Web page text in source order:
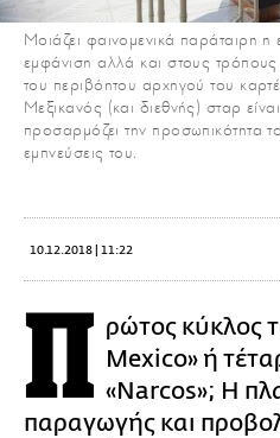
Μοιάζει φαινομενικά παράταιρη η
εμφάνιση αλλά και στους
του περιβόητου αρχηγού του
Μεξικανός (και διεθνής) σταρ
προσαρμόζει την προσωπικότητα
εμπνεύσεις του.
10.12.2018 | 11:22
Π ρώτος κύκλος
Mexico» ή
«Narcos»; Η
παραγωγής και